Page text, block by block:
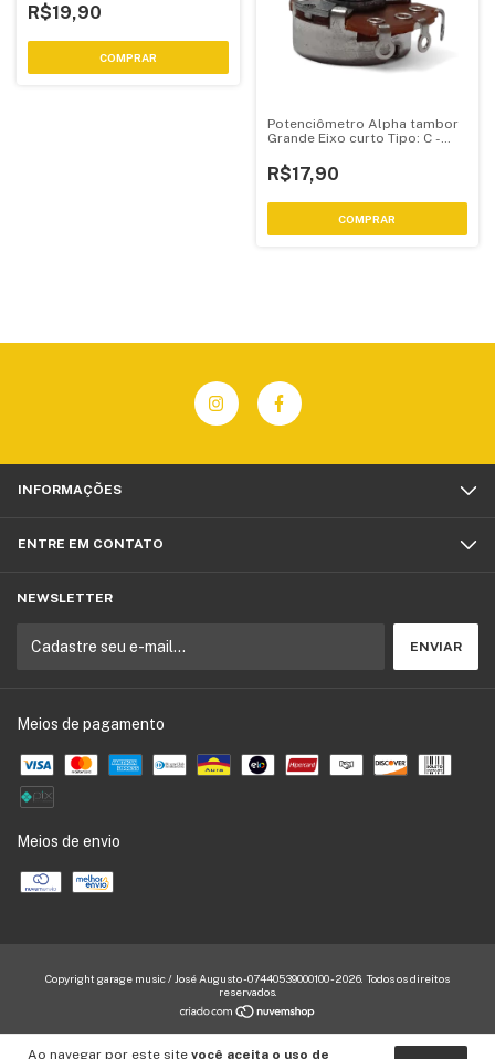
Ao navegar por este site você aceita o uso de
R$19,90
Potenciômetro Alpha tambor
Grande Eixo curto Tipo: C -
R$17,90
COMPRAR
INFORMAÇÕES
ENTRE EM CONTATO
NEWSLETTER
Meios de pagamento
Meios de envio
Copyright garage music / José Augusto - 07440539000100 - 2026. Todos os direitos
reservados.